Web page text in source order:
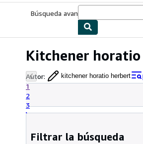
Búsqueda avanzada
Kitchener
Autor: kitchener horatio herbert
1
2
3
Filtrar la búsqueda